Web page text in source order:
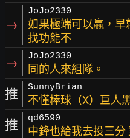
→
JoJo2330
如果極端可以贏，早
找功能不
→ JoJo2330
同的人來組隊。
推 SunnyBrian
不懂棒球（X）巨人黑
推 qd6590
中鋒也給我去投三分